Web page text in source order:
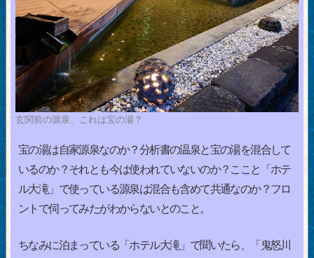
玄関前の源泉、これは宝の湯？
宝の湯は自家源泉なのか？分析書の温泉と宝の湯を混合して
いるのか？それとも今は使われていないのか？ここと「ホテ
ル大滝」で使っている源泉は混合も含めて共通なのか？フロ
ントで伺ってみたがわからないとのこと。
ちなみに泊まっている「ホテル大滝」で聞いたら、「鬼怒川